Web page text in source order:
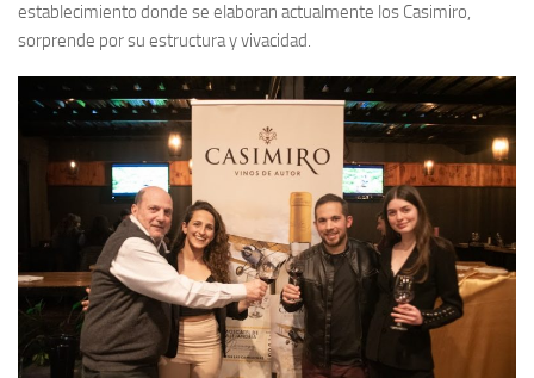
establecimiento donde se elaboran actualmente los Casimiro,
sorprende por su estructura y vivacidad.